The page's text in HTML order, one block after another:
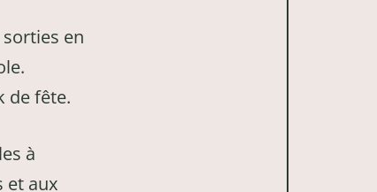
en
de fête.
à
et aux